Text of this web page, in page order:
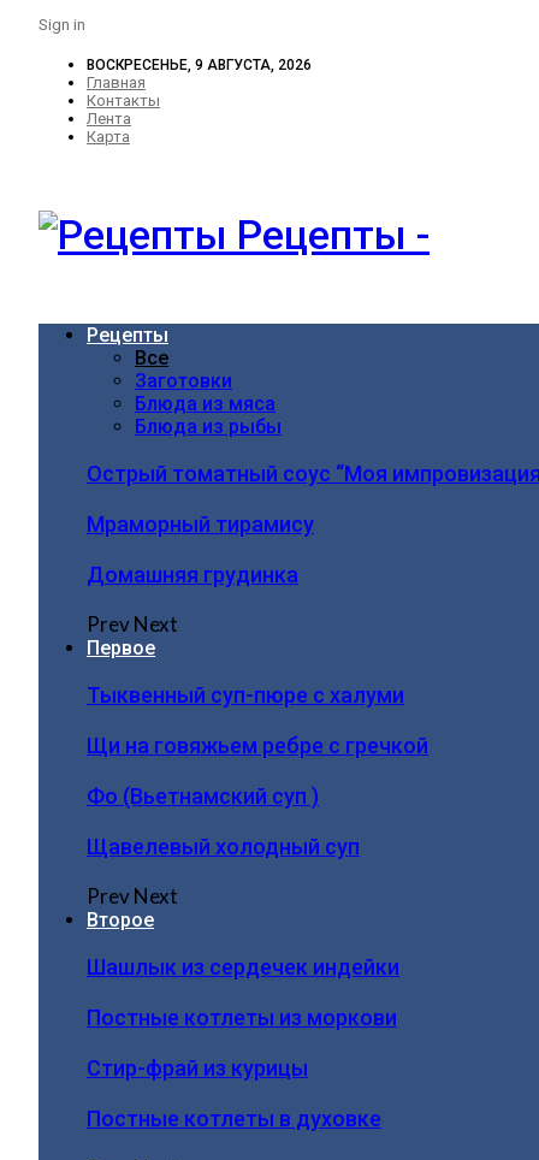
Sign in
ВОСКРЕСЕНЬЕ, 9 АВГУСТА, 2026
Главная
Контакты
Лента
Карта
Рецепты -
Рецепты
Все
Заготовки
Блюда из мяса
Блюда из рыбы
Острый томатный соус “Моя
Мраморный тирамису
Домашняя грудинка
PrevNext
Первое
Тыквенный суп-пюре с халуми
Щи на говяжьем ребре с гречкой
Фо (Вьетнамский суп )
Щавелевый холодный суп
PrevNext
Второе
Шашлык из сердечек индейки
Постные котлеты из моркови
Стир-фрай из курицы
Постные котлеты в духовке